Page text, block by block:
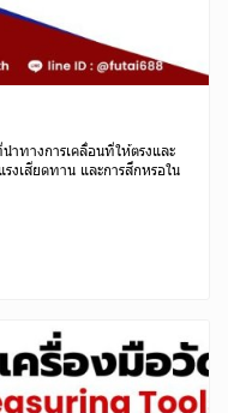
ทางการเคลื่อนที่ให้ตรงและ
งเสียดทาน และการสึกหรอใน